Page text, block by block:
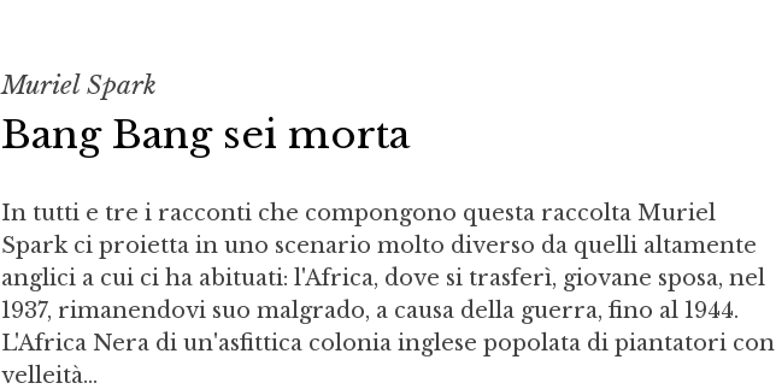
Muriel Spark
Bang Bang sei morta
In tutti e tre i racconti che compongono questa raccolta Muriel
Spark ci proietta in uno scenario molto diverso da quelli altamente
anglici a cui ci ha abituati: l'Africa, dove si trasferì, giovane sposa, nel
1937, rimanendovi suo malgrado, a causa della guerra, fino al 1944.
L'Africa Nera di un'asfittica colonia inglese popolata di piantatori con
velleità...